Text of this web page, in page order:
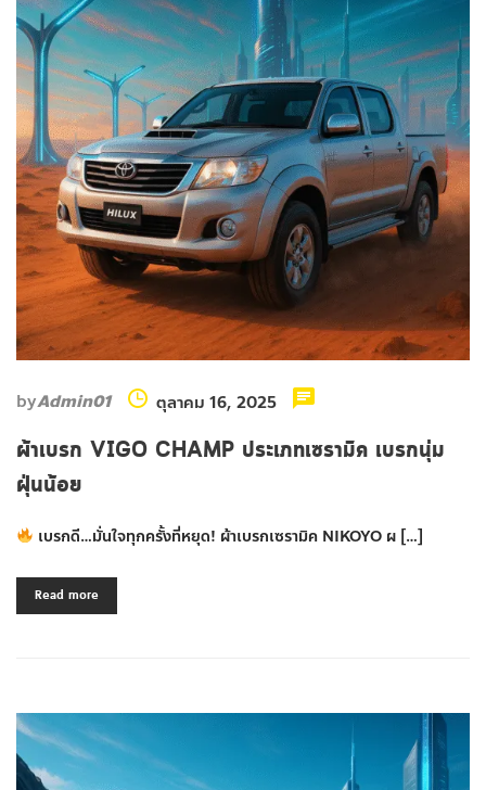
byAdmin01 ตุลาคม 16, 2025
ผ้าเบรก VIGO CHAMP ประเภทเซรามิค เบรกนุ่ม
ฝุ่นน้อย
เบรกดี…มั่นใจทุกครั้งที่หยุด! ผ้าเบรกเซรามิค NIKOYO ผ […]
Read more